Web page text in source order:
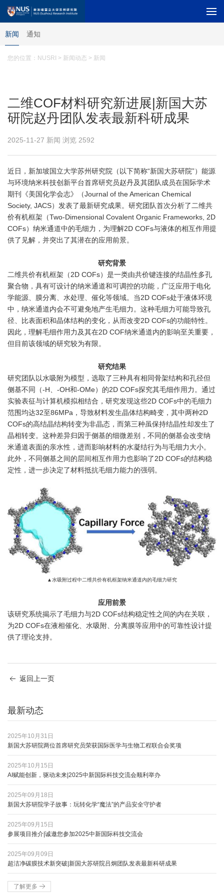
新闻 通知
您的位置： NUSRI > 新闻动态 > 新闻
二维COF材料研究新进展|新国大苏
研院赵丹团队发表最新科研成果
2025-11-27 新闻 浏览 2592
近日，新加坡国立大学苏州研究院（以下简称“新国大苏研院”）能源
与环境纳米科技创新平台首席研究员赵丹及其团队成员在国际学术
期刊《美国化学会志》（Journal of the American Chemical
Society, JACS）发表了最新研究成果。研究团队首次分析了二维共
价有机框架（Two-Dimensional Covalent Organic Frameworks, 2D
COFs）纳米通道中的毛细力，为理解2D COFs与液体的相互作用提
供了见解，并突出了其潜在的应用前景。
研究背景
二维共价有机框架（2D COFs）是一类由共价键连接的结晶性多孔
聚合物，具有可设计的纳米通道和可调控的功能，广泛应用于电化
学能源、膜分离、水处理、催化等领域。当2D COFs处于液体环境
中，纳米通道内会不可避免地产生毛细力。这种毛细力可能导致孔
径、比表面积和晶体结构的变化，从而改变2D COFs的功能特性。
因此，理解毛细作用力及其在2D COF纳米通道内的影响至关重要，
但目前该领域的研究较为有限。
研究结果
研究团队以水吸附为模型，选取了三种具有相同骨架结构和孔径但
侧基不同（-H、-OH和-OMe）的2D COFs探究其毛细作用力。通过
实验表征与计算机模拟相结合，研究发现这些2D COFs中的毛细力
范围均达32至86MPa，导致材料发生晶体结构畸变，其中两种2D
COFs的高结晶结构转变为非晶态，而第三种虽保持结晶性却发生了
晶相转变。这种差异归因于侧基的细微差别，不同的侧基会改变纳
米通道表面的亲水性，进而影响材料的水凝结行为与毛细力大小。
此外，不同侧基之间的层间相互作用力也影响了2D COFs的结构稳
定性，进一步决定了材料抵抗毛细力能力的强弱。
▲水吸附过程中二维共价有机框架纳米通道内的毛细力研究
应用前景
该研究系统揭示了毛细力与2D COFs结构稳定性之间的内在关联，
为2D COFs在液相催化、水吸附、分离膜等应用中的可靠性设计提
供了理论支持。
返回上一页
最新动态
2025年10月31日
新国大苏研院两位首席研究员荣获国际医学与生物工程联合会奖项
2025年10月15日
AI赋能创新，驱动未来|2025中新国际科技交流会顺利举办
2025年09月18日
新国大苏研院学子故事：玩转化学“魔法”的产品安全守护者
2025年09月15日
参展项目推介|诚邀您参加2025中新国际科技交流会
2025年09月09日
超洁净碳膜技术新突破|新国大苏研院吕炯团队发表最新科研成果
了解更多